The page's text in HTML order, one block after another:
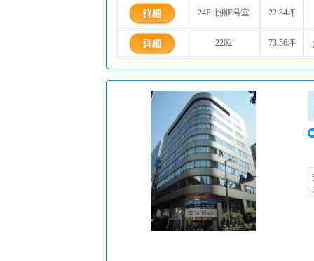
24F北側E号室 22.34坪
2202 73.56坪